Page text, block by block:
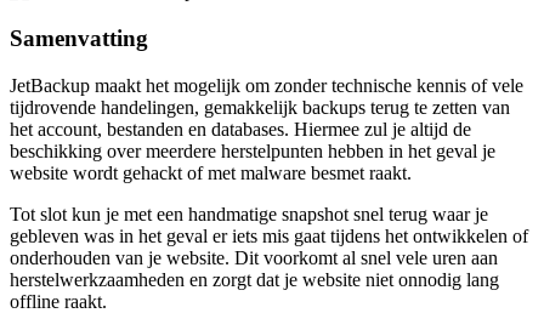
Samenvatting
JetBackup maakt het mogelijk om zonder technische kennis of vele
tijdrovende handelingen, gemakkelijk backups terug te zetten van
het account, bestanden en databases. Hiermee zul je altijd de
beschikking over meerdere herstelpunten hebben in het geval je
website wordt gehackt of met malware besmet raakt.
Tot slot kun je met een handmatige snapshot snel terug waar je
gebleven was in het geval er iets mis gaat tijdens het ontwikkelen of
onderhouden van je website. Dit voorkomt al snel vele uren aan
herstelwerkzaamheden en zorgt dat je website niet onnodig lang
offline raakt.